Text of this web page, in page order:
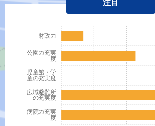
注目
病院の充実
度
広域避難所
の充実度
児童館・学
童の充実度
公園の充実
度
財政力